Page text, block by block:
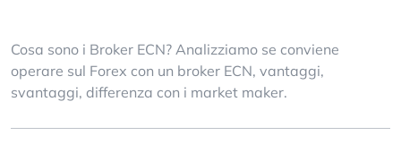
Cosa sono i Broker ECN? Analizziamo se conviene
operare sul Forex con un broker ECN, vantaggi,
svantaggi, differenza con i market maker.